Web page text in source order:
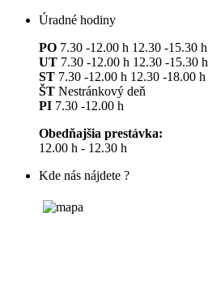
Úradné hodiny
PO 7.30 -12.00 h 12.30 -15.30 h
UT 7.30 -12.00 h 12.30 -15.30 h
ST 7.30 -12.00 h 12.30 -18.00 h
ŠT Nestránkový deň
PI 7.30 -12.00 h
Obedňajšia prestávka:
12.00 h - 12.30 h
Kde nás nájdete ?